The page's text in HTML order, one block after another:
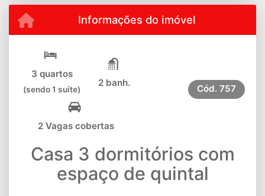
Informações do imóvel
3 quartos
(sendo 1 suíte)
2 banh.
2 Vagas cobertas
Cód. 757
Casa 3 dormitórios com
espaço de quintal